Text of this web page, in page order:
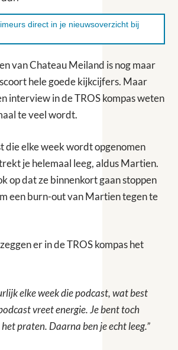
direct in je nieuwsoverzicht bij
van Chateau Meiland is nog maar
hele goede kijkcijfers. Maar
interview in de TROS kompas weten
te veel wordt.
die elke week wordt opgenomen
je helemaal leeg, aldus Martien.
op dat ze binnenkort gaan stoppen
een burn-out van Martien tegen te
er in de TROS kompas het
elke week die podcast, wat best
vreet energie. Je bent toch
praten. Daarna ben je echt leeg.”